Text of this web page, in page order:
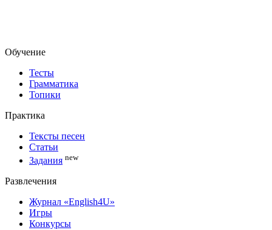
Обучение
Тесты
Грамматика
Топики
Практика
Тексты песен
Статьи
Задания new
Развлечения
Журнал «English4U»
Игры
Конкурсы